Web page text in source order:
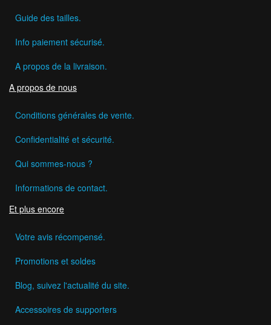
Guide des tailles.
Info paiement sécurisé.
A propos de la livraison.
A propos de nous
Conditions générales de vente.
Confidentialité et sécurité.
Qui sommes-nous ?
Informations de contact.
Et plus encore
Votre avis récompensé.
Promotions et soldes
Blog, suivez l'actualité du site.
Accessoires de supporters